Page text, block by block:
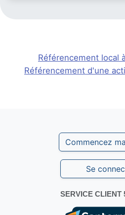
Référencement local
Référencement d'une
Commencez
Se
SERVICE CLIENT